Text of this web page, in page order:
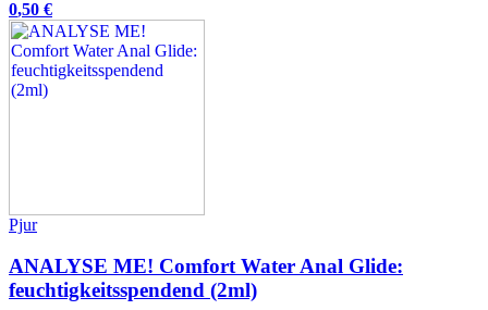
0,50 €
Pjur
ANALYSE ME! Comfort Water Anal Glide:
feuchtigkeitsspendend (2ml)